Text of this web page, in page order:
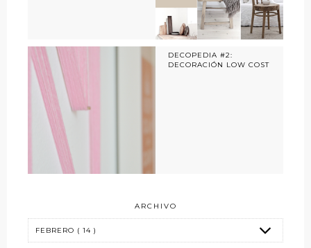
DECOPEDIA #2:
DECORACIÓN LOW COST
ARCHIVO